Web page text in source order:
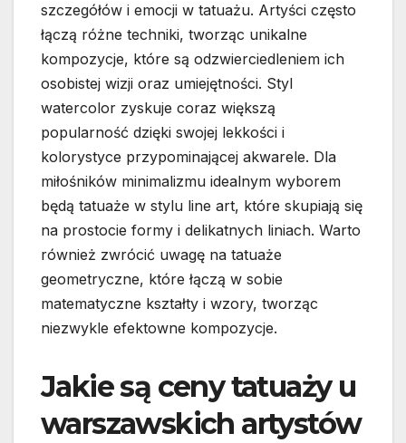
szczegółów i emocji w tatuażu. Artyści często
łączą różne techniki, tworząc unikalne
kompozycje, które są odzwierciedleniem ich
osobistej wizji oraz umiejętności. Styl
watercolor zyskuje coraz większą
popularność dzięki swojej lekkości i
kolorystyce przypominającej akwarele. Dla
miłośników minimalizmu idealnym wyborem
będą tatuaże w stylu line art, które skupiają się
na prostocie formy i delikatnych liniach. Warto
również zwrócić uwagę na tatuaże
geometryczne, które łączą w sobie
matematyczne kształty i wzory, tworząc
niezwykle efektowne kompozycje.
Jakie są ceny tatuaży u
warszawskich artystów